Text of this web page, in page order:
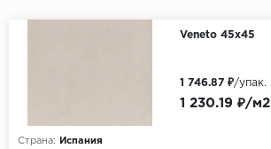
Veneto 45x45
Страна:
Испания
1 230.19 ₽/м2
1 746.87 ₽/упак.